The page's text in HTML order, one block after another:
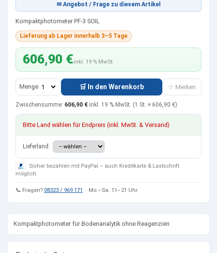
✉ Angebot / Frage zu diesem Artikel
Kompaktphotometer PF-3 SOIL
Lieferung ab Lager innerhalb 3–5 Tage
606,90 €inkl. 19 % MwSt.
Menge 🛒 In den Warenkorb ☆ Merken
Zwischensumme: 606,90 € inkl. 19 % MwSt. (1 St. × 606,90 €)
Bitte Land wählen für Endpreis (inkl. MwSt. & Versand)
Lieferland:
Sicher bezahlen mit PayPal – auch Kreditkarte & Lastschrift
möglich.
📞 Fragen? 08323 / 969 171 · Mo.–Sa. 11–21 Uhr
Kompaktphotometer für Bodenanalytik ohne Reagenzien